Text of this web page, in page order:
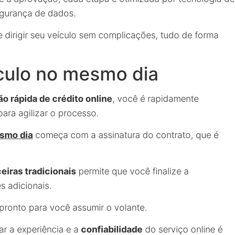
de dados.
seu veículo sem complicações, tudo de forma
no mesmo dia
rápida de crédito online, você é rapidamente
agilizar o processo.
dia começa com a assinatura do contrato, que é
tradicionais permite que você finalize a
adicionais.
para você assumir o volante.
a experiência e a confiabilidade do serviço online é